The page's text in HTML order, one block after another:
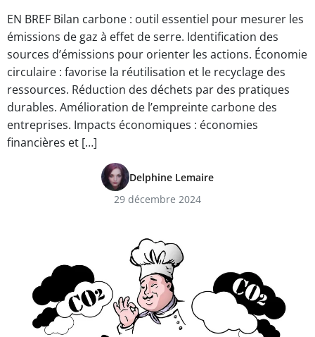
EN BREF Bilan carbone : outil essentiel pour mesurer les
émissions de gaz à effet de serre. Identification des
sources d’émissions pour orienter les actions. Économie
circulaire : favorise la réutilisation et le recyclage des
ressources. Réduction des déchets par des pratiques
durables. Amélioration de l’empreinte carbone des
entreprises. Impacts économiques : économies
financières et […]
Delphine Lemaire
29 décembre 2024